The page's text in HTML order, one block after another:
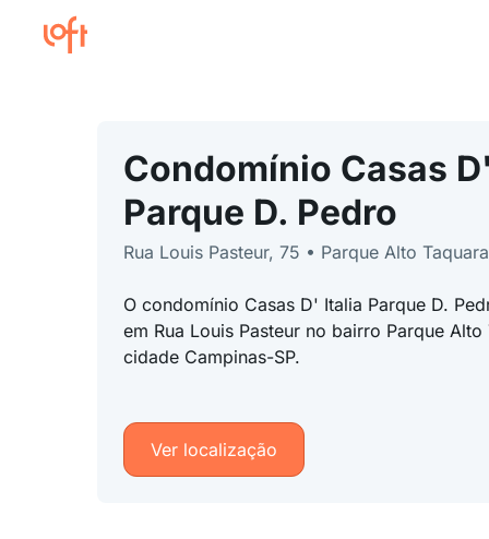
Condomínio Casas
Parque D. Pedro
Rua Louis Pasteur, 75 • Parque Alto
O condomínio Casas D' Italia Parque D.
em Rua Louis Pasteur no bairro Parque Alto
cidade Campinas-SP.
Ver localização